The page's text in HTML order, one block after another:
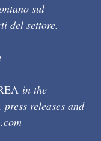
sul
del settore.
in the
releases and